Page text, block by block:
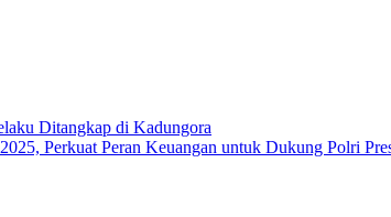
Ditangkap di Kadungora
Perkuat Peran Keuangan untuk Dukung Polri